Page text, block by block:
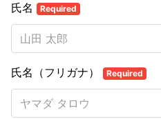
氏名 Required
氏名（フリガナ） Required